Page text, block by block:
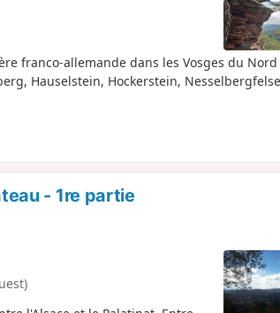
franco-allemande dans les Vosges du Nord
Hauselstein, Hockerstein,
- 1re partie